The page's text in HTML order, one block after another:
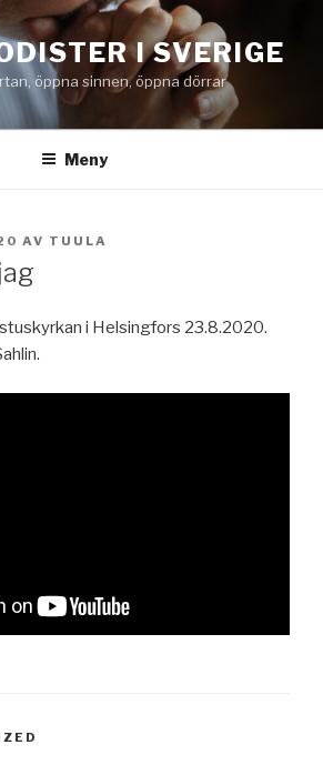
I SVERIGE
öppna sinnen, öppna dörrar
Meny
AV TUULA
i Helsingfors 23.8.2020.